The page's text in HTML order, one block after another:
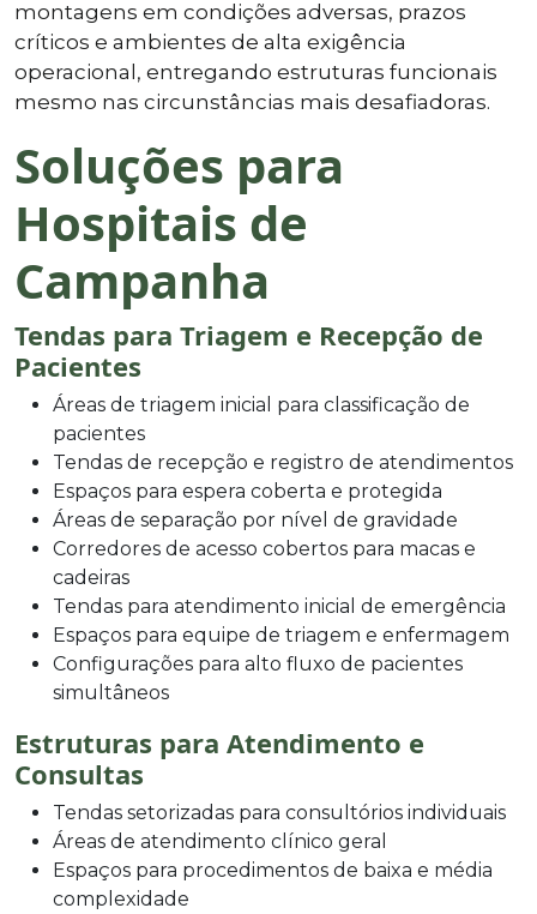
montagens em condições adversas, prazos
críticos e ambientes de alta exigência
operacional, entregando estruturas funcionais
mesmo nas circunstâncias mais desafiadoras.
Soluções para
Hospitais de
Campanha
Tendas para Triagem e Recepção de
Pacientes
Áreas de triagem inicial para classificação de
pacientes
Tendas de recepção e registro de atendimentos
Espaços para espera coberta e protegida
Áreas de separação por nível de gravidade
Corredores de acesso cobertos para macas e
cadeiras
Tendas para atendimento inicial de emergência
Espaços para equipe de triagem e enfermagem
Configurações para alto fluxo de pacientes
simultâneos
Estruturas para Atendimento e
Consultas
Tendas setorizadas para consultórios individuais
Áreas de atendimento clínico geral
Espaços para procedimentos de baixa e média
complexidade